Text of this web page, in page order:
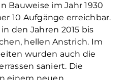
Bauweise im Jahr 1930
10 Aufgänge erreichbar.
den Jahren 2015 bis
hellen Anstrich. Im
wurden auch die
saniert. Die